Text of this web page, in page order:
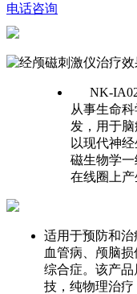
电话咨询
NK-IA02
从事生命
发，用于
以现代神
磁生物学
在线圈上产
适用于预防和治
血管病、颅脑
综合症。该产
技，纯物理治